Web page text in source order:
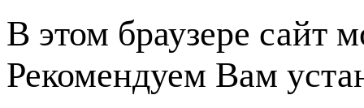
В этом браузере сайт
Рекомендуем Вам